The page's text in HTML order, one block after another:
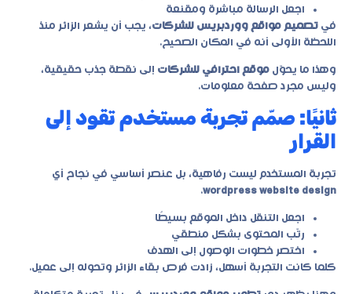
اجعل الرسالة مباشرة ومقنعة
في تصميم مواقع ووردبريس للشركات، يجب أن يشعر الزائر منذ
اللحظة الأولى أنه في المكان الصحيح.
وهذا ما يحوّل موقع احترافي للشركات إلى نقطة جذب حقيقية،
وليس مجرد صفحة معلومات.
ثانيًا: صمّم تجربة مستخدم تقود إلى
القرار
تجربة المستخدم ليست رفاهية، بل عنصر أساسي في نجاح أي
wordpress website design
.
اجعل التنقل داخل الموقع بسيطًا
رتّب المحتوى بشكل منطقي
اختصر خطوات الوصول إلى الهدف
كلما كانت التجربة أسهل، زادت فرص بقاء الزائر وتحوله إلى عميل.